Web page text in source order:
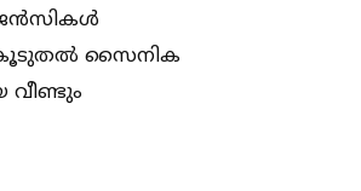
കൂടുതല്‍ സൈനിക